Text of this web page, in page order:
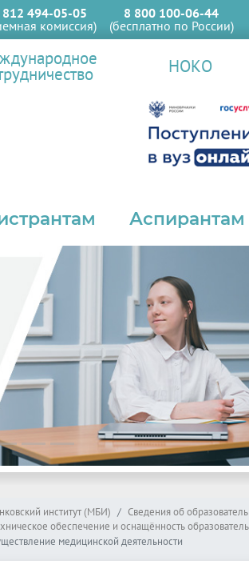
812 494-05-05
комиссия)
8 800 100-06-44
(бесплатно по России)
НОКО
Аспирантам
институт (МБИ)
Сведения об
обеспечение и оснащённость
медицинской деятельности